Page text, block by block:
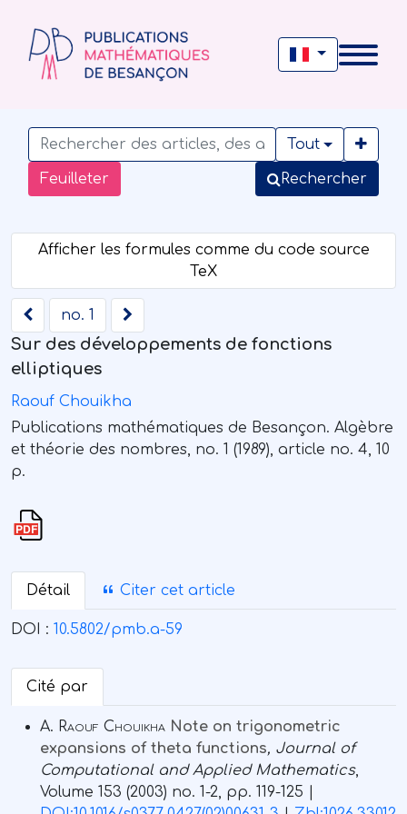
Feuilleter
Tout
Rechercher
no. 1
Sur des développements de fonctions
elliptiques
Raouf Chouikha
Publications mathématiques de Besançon. Algèbre
et théorie des nombres, no. 1 (1989), article no. 4, 10
p.
Détail Citer cet article
DOI : 10.5802/pmb.a-59
Cité par
A. Raouf Chouikha Note on trigonometric
expansions of theta functions, Journal of
Computational and Applied Mathematics,
Volume 153 (2003) no. 1-2, pp. 119-125 |